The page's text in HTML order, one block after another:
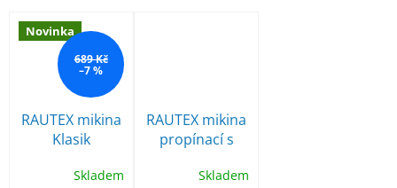
Novinka
689 Kč
–7 %
RAUTEX mikina
Klasik
Skladem
RAUTEX mikina
propínací s
Skladem